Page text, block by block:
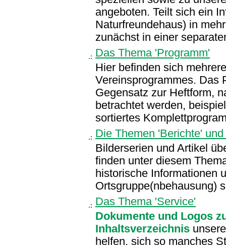
angeboten. Teilt sich ein
Naturfreundehaus) in
zunächst in einer
Das Thema 'Programm'
Hier befinden sich
Vereinsprogrammes. Das
Gegensatz zur Heftform,
betrachtet werden,
sortiertes
Die Themen 'Berichte'
Bilderserien und Artikel
finden unter diesem
historische Informationen
Ortsgruppe(nbehausung)
Das Thema 'Service'
Dokumente und Logos
Inhaltsverzeichnis
helfen, sich so manches